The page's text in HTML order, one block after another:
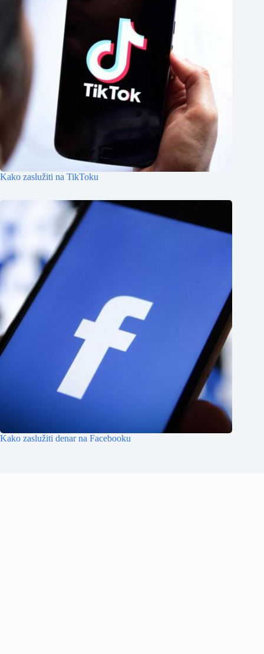
Kako zaslužiti na TikToku
Kako zaslužiti denar na Facebooku